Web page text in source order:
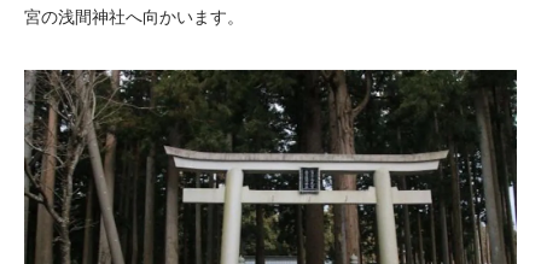
宮の浅間神社へ向かいます。